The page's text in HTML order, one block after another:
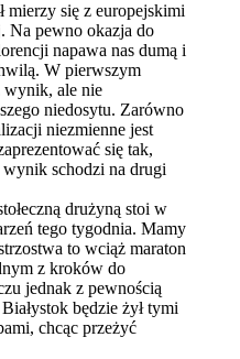
mierzy się z europejskimi
Na pewno okazja do
napawa nas dumą i
W pierwszym
wynik, ale nie
niedosytu. Zarówno
niezmienne jest
się tak,
wynik schodzi na drugi
drużyną stoi w
tego tygodnia. Mamy
to wciąż maraton
z kroków do
jednak z pewnością
będzie żył tymi
chcąc przeżyć